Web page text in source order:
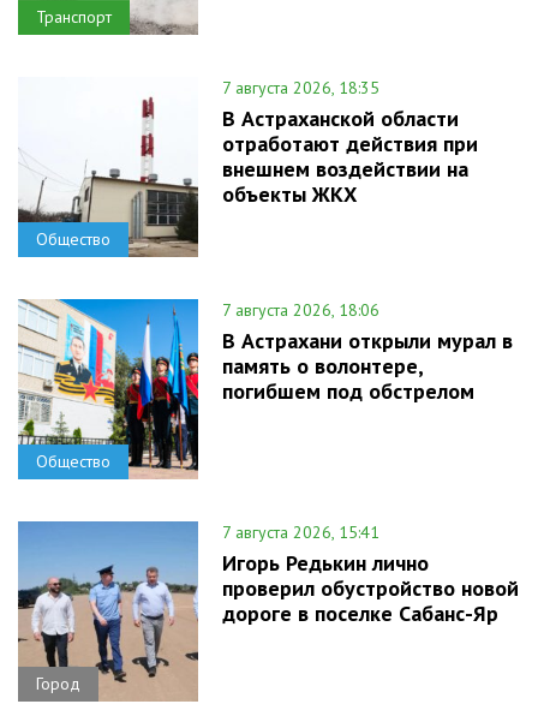
Транспорт
Общество
7 августа 2026, 18:35
В Астраханской области
отработают действия при
внешнем воздействии на
объекты ЖКХ
Общество
7 августа 2026, 18:06
В Астрахани открыли мурал в
память о волонтере,
погибшем под обстрелом
Город
7 августа 2026, 15:41
Игорь Редькин лично
проверил обустройство новой
дороге в поселке Сабанс-Яр